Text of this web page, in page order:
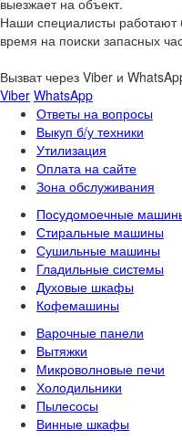
Наши специалисты работают
время на поиски запасных
Вызват через Viber и
Viber WhatsApp
Ответы на вопросы
Выкуп б/у техники
Утилизация
Оплата на сайте
Зона обслуживания
Посудомоечные
Стиральные машины
Сушильные машины
Гладильные системы
Духовые шкафы
Кофемашины
Варочные панели
Вытяжки
Микроволновые печи
Холодильники
Пылесосы
Винные шкафы